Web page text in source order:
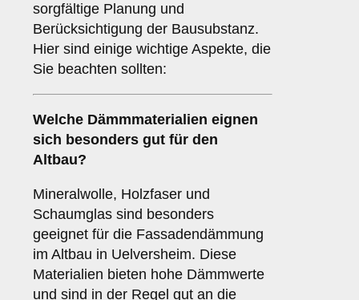
sorgfältige Planung und
Berücksichtigung der Bausubstanz.
Hier sind einige wichtige Aspekte, die
Sie beachten sollten:
Welche Dämmmaterialien eignen
sich besonders gut für den
Altbau?
Mineralwolle, Holzfaser und
Schaumglas sind besonders
geeignet für die Fassadendämmung
im Altbau in Uelversheim. Diese
Materialien bieten hohe Dämmwerte
und sind in der Regel gut an die